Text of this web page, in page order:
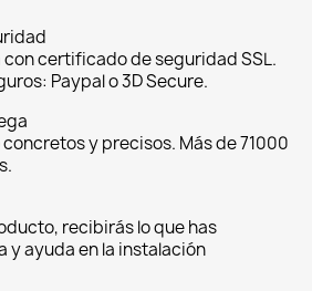
certificado de seguridad SSL.
Paypal o 3D Secure.
concretos y precisos. Más de 71000
recibirás lo que has
y ayuda en la instalación